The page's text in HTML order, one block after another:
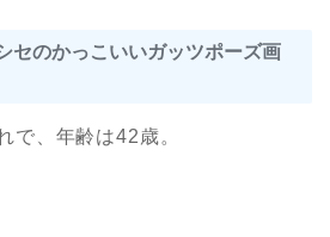
セのかっこいいガッツポーズ画
で、年齢は42歳。